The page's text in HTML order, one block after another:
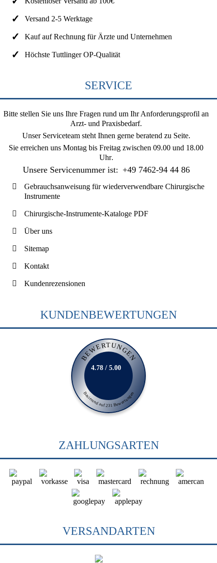
Versand 2-5 Werktage
Kauf auf Rechnung für Ärzte und Unternehmen
Höchste Tuttlinger OP-Qualität
SERVICE
Bitte stellen Sie uns Ihre Fragen rund um Ihr Anforderungsprofil an
Arzt- und Praxisbedarf.
Unser Serviceteam steht Ihnen gerne beratend zu Seite.
Sie erreichen uns Montag bis Freitag zwischen 09.00 und 18.00
Uhr.
Unsere Servicenummer ist: +49 7462-94 44 86
Gebrauchsanweisung für wiederverwendbare Chirurgische
Instrumente
Chirurgische-Instrumente-Kataloge PDF
Über uns
Sitemap
Kontakt
Kundenrezensionen
KUNDENBEWERTUNGEN
BEWERTUNGEN
Basierend auf 231 Bewertungen
4.78 / 5.00
ZAHLUNGSARTEN
VERSANDARTEN